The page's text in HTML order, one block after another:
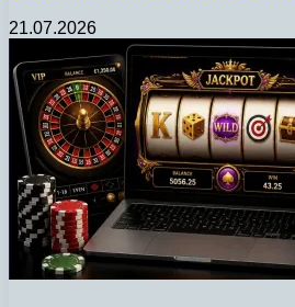
21.07.2026